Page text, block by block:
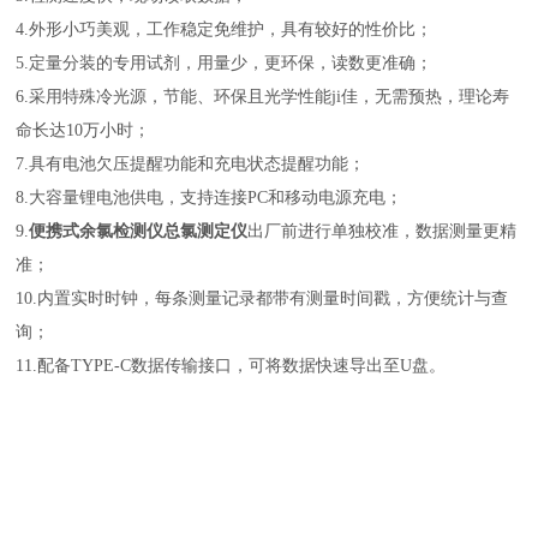
4.外形小巧美观，工作稳定免维护，具有较好的性价比；
5.定量分装的专用试剂，用量少，更环保，读数更准确；
6.采用特殊冷光源，节能、环保且光学性能ji佳，无需预热，理论寿
命长达10万小时；
7.具有电池欠压提醒功能和充电状态提醒功能；
8.大容量锂电池供电，支持连接PC和移动电源充电；
9.便携式余氯检测仪总氯测定仪出厂前进行单独校准，数据测量更精
准；
10.内置实时时钟，每条测量记录都带有测量时间戳，方便统计与查
询；
11.配备TYPE-C数据传输接口，可将数据快速导出至U盘。